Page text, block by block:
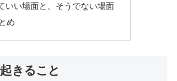
いい場面と、そうでない場面
め
きること